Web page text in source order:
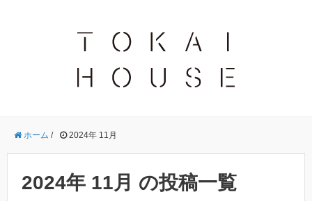
ホーム / 2024年 11月
2024年 11月 の投稿一覧